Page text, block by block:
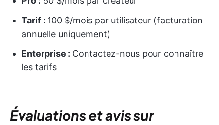
Tarif : 100 $/mois par utilisateur (facturation
annuelle uniquement)
Enterprise : Contactez-nous pour connaître
les tarifs
Évaluations et avis sur